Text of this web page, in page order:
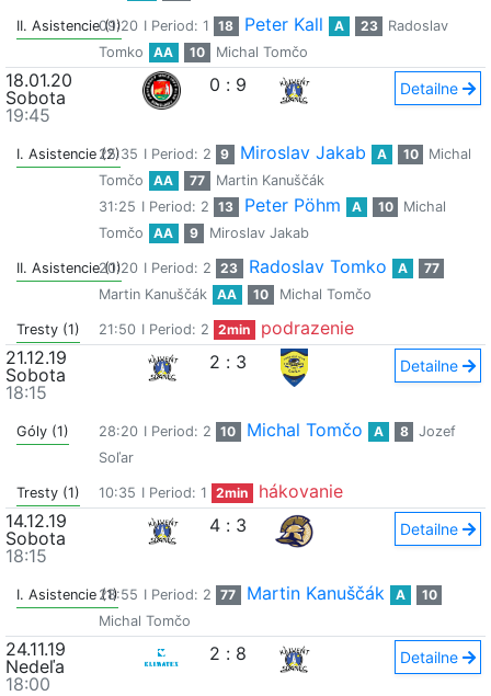
II. Asistencie (1)
09:20 I Period: 1 18 Peter Kall A 23
Radoslav
Tomko
AA 10 Michal Tomčo
18.01.20
Sobota
19:45
0 : 9 Detailne
I. Asistencie (2)25:35 I Period: 2 9 Miroslav Jakab A 10
Michal
Tomčo
AA 77
Martin Kanuščák
31:25 I Period: 2 13 Peter Pöhm A 10
Michal
Tomčo
AA 9 Miroslav Jakab
II. Asistencie (1)
20:20 I Period: 2 23 Radoslav Tomko A
77
Martin Kanuščák
AA 10 Michal Tomčo
Tresty (1) 21:50 I Period: 2 2min
podrazenie
21.12.19
Sobota
18:15
2 : 3 Detailne
Góly (1) 28:20 I Period: 2 10 Michal Tomčo A 8
Jozef
Soľar
Tresty (1) 10:35 I Period: 1 2min
hákovanie
14.12.19
Sobota
18:15
4 : 3 Detailne
I. Asistencie (1)28:55 I Period: 2 77 Martin Kanuščák A
10
Michal Tomčo
24.11.19
Nedeľa
18:00
2 : 8 Detailne